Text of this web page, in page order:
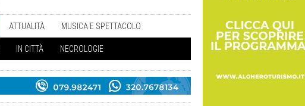
ATTUALITÀ MUSICA E SPETTACOLO
IN CITTÀ NECROLOGIE